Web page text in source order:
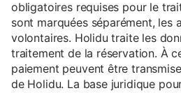
obligatoires requises pour le
sont marquées séparément, les
volontaires. Holidu traite les
traitement de la réservation. À
paiement peuvent être
de Holidu. La base juridique